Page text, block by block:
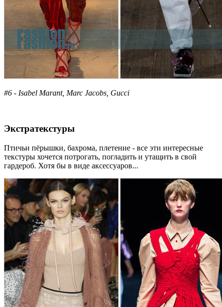
#6 - Isabel Marant, Marc Jacobs, Gucci
Экстратекстуры
Птичьи пёрышки, бахрома, плетение - все эти интересные
текстуры хочется потрогать, погладить и утащить в свой
гардероб. Хотя бы в виде аксессуаров...